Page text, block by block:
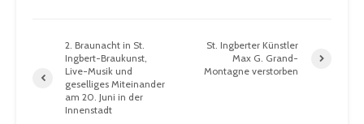
2. Braunacht in St.
Ingbert-Braukunst,
Live-Musik und
geselliges Miteinander
am 20. Juni in der
Innenstadt
St. Ingberter Künstler
Max G. Grand-
Montagne verstorben